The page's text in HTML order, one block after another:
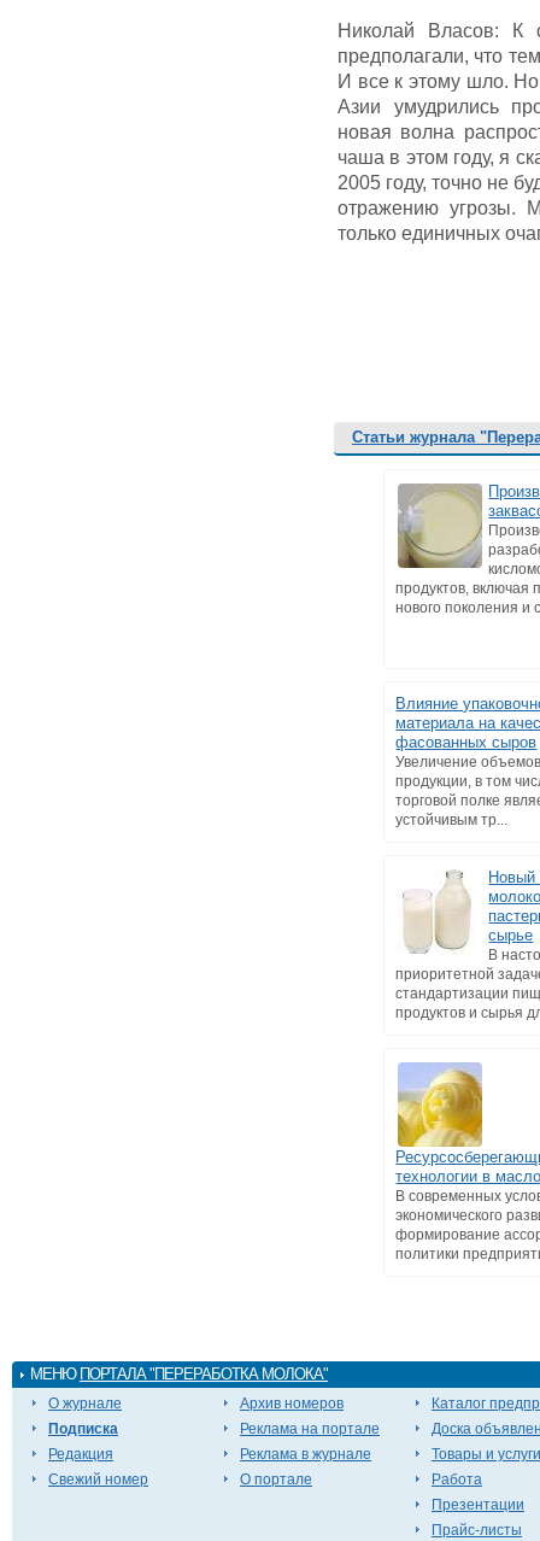
Николай Власов:
предполагали, что
И все к этому шло.
Азии умудрились
новая волна
чаша в этом году, я
2005 году, точно не
отражению угрозы.
только единичных
Статьи журнала
продуктов, включая
нового поколения и
Влияние
материала на
фасованных сыров
Увеличение
продукции, в том
торговой полке
устойчивым тр...
Новый
сырье
В
приоритетной
стандартизации
продуктов и сырья
технологии в
В современных
экономического
формирование
политики
МЕНЮ ПОРТАЛА "ПЕРЕРАБОТКА МОЛОКА"
О журнале
Подписка
Редакция
Свежий номер
Архив номеров
Реклама на портале
Реклама в журнале
О портале
Каталог
Доска
Товары и услуги
Работа
Презентации
Прайс-листы